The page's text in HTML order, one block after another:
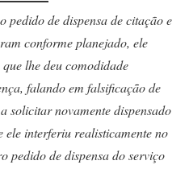
pedido de dispensa de citação e
conforme planejado, ele
lhe deu comodidade
falando em falsificação de
solicitar novamente dispensado
interferiu realisticamente no
pedido de dispensa do serviço